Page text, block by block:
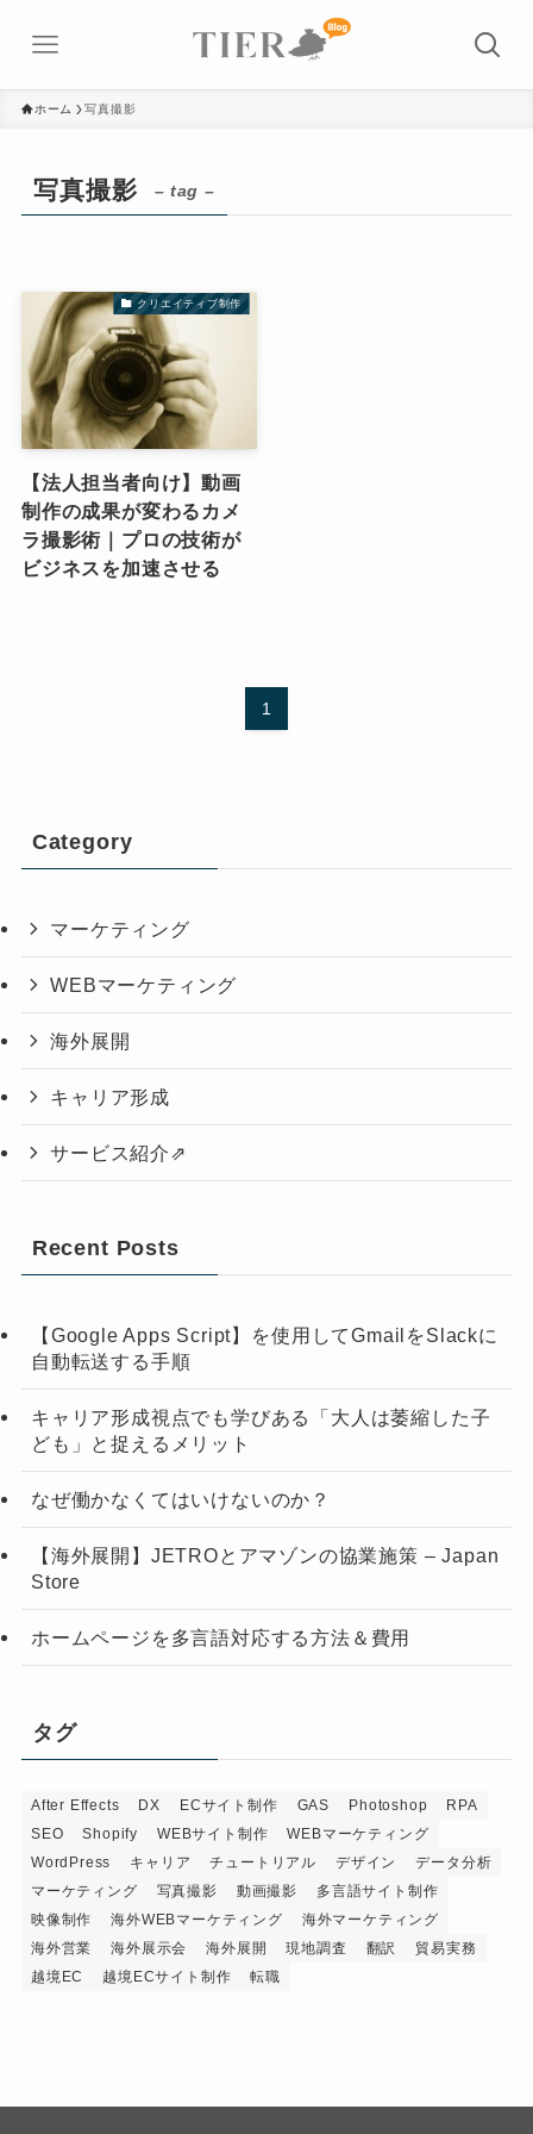
ホーム 写真撮影
写真撮影 – tag –
クリエイティブ制作
【法人担当者向け】動画
制作の成果が変わるカメ
ラ撮影術｜プロの技術が
ビジネスを加速させる
1
Category
マーケティング
WEBマーケティング
海外展開
キャリア形成
サービス紹介⇗
Recent Posts
【Google Apps Script】を使用してGmailをSlackに
自動転送する手順
キャリア形成視点でも学びある「大人は萎縮した子
ども」と捉えるメリット
なぜ働かなくてはいけないのか？
【海外展開】JETROとアマゾンの協業施策 – Japan
Store
ホームページを多言語対応する方法＆費用
タグ
After Effects DX ECサイト制作 GAS Photoshop
RPA
SEO
Shopify WEBサイト制作
WEBマーケティング
WordPress
キャリア チュートリアル デザイン
データ分析
マーケティング
写真撮影 動画撮影
多言語サイト制作
映像制作
海外WEBマーケティング
海外マーケティング
海外営業
海外展示会 海外展開 現地調査 翻訳
貿易実務
越境EC
越境ECサイト制作 転職